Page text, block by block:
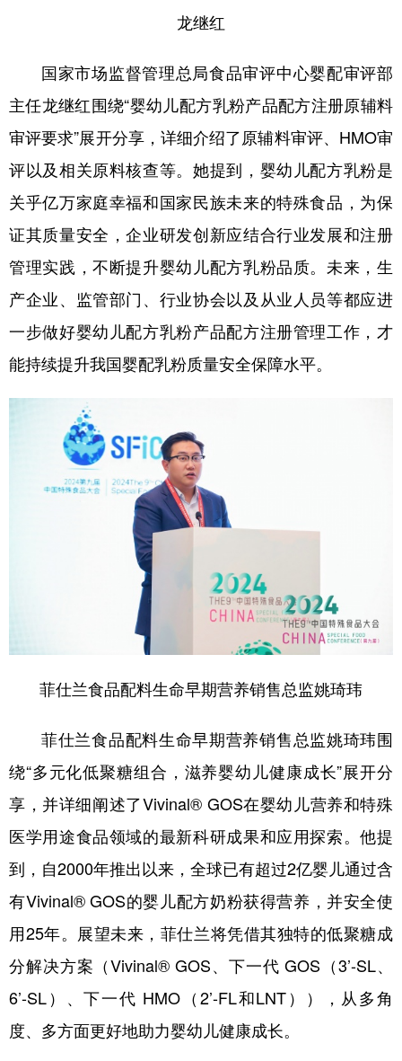
龙继红
国家市场监督管理总局食品审评中心婴配审评部
主任龙继红围绕“婴幼儿配方乳粉产品配方注册原辅料
审评要求”展开分享，详细介绍了原辅料审评、HMO审
评以及相关原料核查等。她提到，婴幼儿配方乳粉是
关乎亿万家庭幸福和国家民族未来的特殊食品，为保
证其质量安全，企业研发创新应结合行业发展和注册
管理实践，不断提升婴幼儿配方乳粉品质。未来，生
产企业、监管部门、行业协会以及从业人员等都应进
一步做好婴幼儿配方乳粉产品配方注册管理工作，才
能持续提升我国婴配乳粉质量安全保障水平。
菲仕兰食品配料生命早期营养销售总监姚琦玮
菲仕兰食品配料生命早期营养销售总监姚琦玮围
绕“多元化低聚糖组合，滋养婴幼儿健康成长”展开分
享，并详细阐述了Vivinal® GOS在婴幼儿营养和特殊
医学用途食品领域的最新科研成果和应用探索。他提
到，自2000年推出以来，全球已有超过2亿婴儿通过含
有Vivinal® GOS的婴儿配方奶粉获得营养，并安全使
用25年。展望未来，菲仕兰将凭借其独特的低聚糖成
分解决方案（Vivinal® GOS、下一代 GOS（3’-SL、
6’-SL）、下一代 HMO（2’-FL和LNT）），从多角
度、多方面更好地助力婴幼儿健康成长。